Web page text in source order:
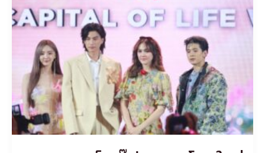
ฉลอง
โฉม
ใหม่
เดอะมอลล์
ไลฟ์
สโตร์
บางแค
สุด
ยิ่ง
ใหญ่
ชวน